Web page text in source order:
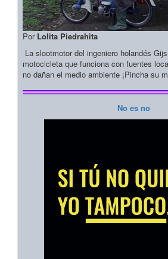
Por Lolita Piedrahita
La slootmotor del ingeniero holandés
motocicleta que funciona con fuentes
no dañan el medio ambiente ¡Pincha su
No es no